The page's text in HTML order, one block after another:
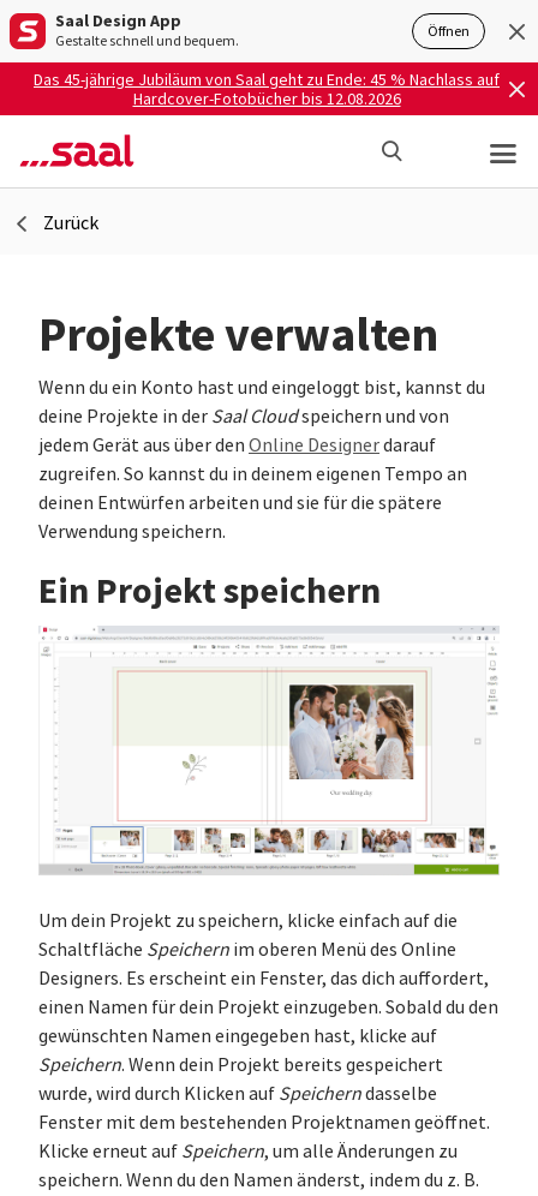
Saal Design App
Gestalte schnell und bequem. Öffnen
Das 45-jährige Jubiläum von Saal geht zu Ende: 45 % Nachlass auf
Hardcover-Fotobücher bis 12.08.2026
Zurück
Projekte verwalten
Wenn du ein Konto hast und eingeloggt bist, kannst du
deine Projekte in der Saal Cloudspeichern und von
jedem Gerät aus über den Online Designerdarauf
zugreifen. So kannst du in deinem eigenen Tempo an
deinen Entwürfen arbeiten und sie für die spätere
Verwendung speichern.
Ein Projekt speichern
Um dein Projekt zu speichern, klicke einfach auf die
Schaltfläche Speichern im oberen Menü des Online
Designers. Es erscheint ein Fenster, das dich auffordert,
einen Namen für dein Projekt einzugeben. Sobald du den
gewünschten Namen eingegeben hast, klicke auf
Speichern. Wenn dein Projekt bereits gespeichert
wurde, wird durch Klicken auf Speicherndasselbe
Fenster mit dem bestehenden Projektnamen geöffnet.
Klicke erneut auf Speichern, um alle Änderungen zu
speichern. Wenn du den Namen änderst, indem du z. B.